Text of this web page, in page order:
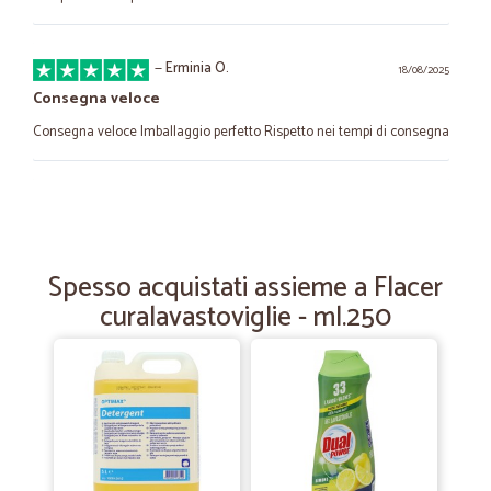
18/08/2025
—Erminia O.
Consegna veloce
Consegna veloce Imballaggio perfetto Rispetto nei tempi di consegna
già fatto altri acquisti...tutto…
già fatto altri acquisti...tutto perfetto
—Trustpilot
Spesso acquistati assieme a Flacer
curalavastoviglie - ml.250